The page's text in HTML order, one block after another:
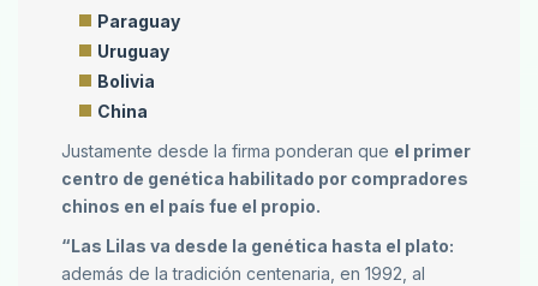
Paraguay
Uruguay
Bolivia
China
Justamente desde la firma ponderan que el primer
centro de genética habilitado por compradores
chinos en el país fue el propio.
“Las Lilas va desde la genética hasta el plato:
además de la tradición centenaria, en 1992, al